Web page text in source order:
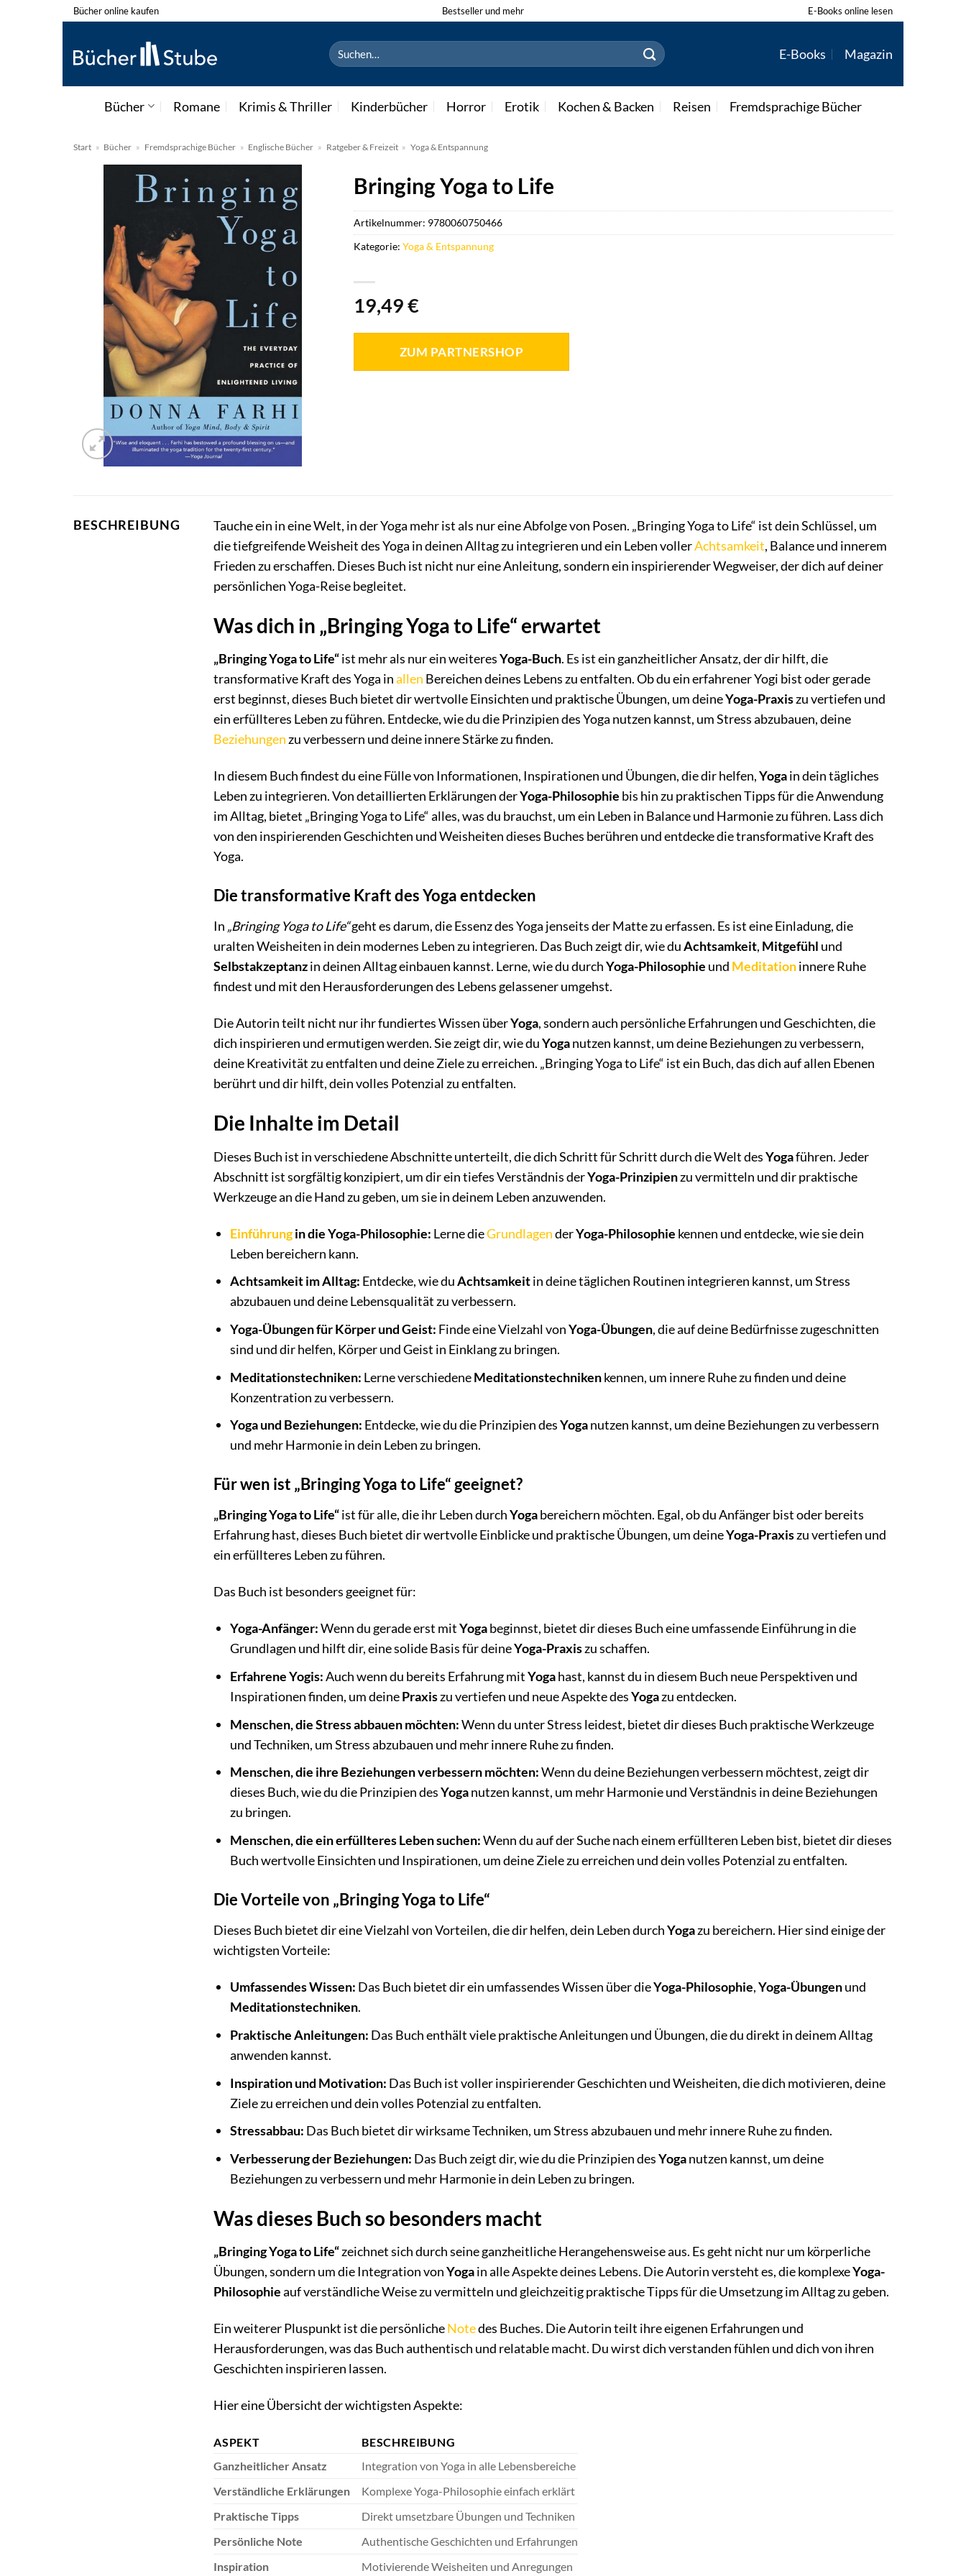
Zum
springen
Bücher online kaufen Bestseller und mehr E-Books online lesen
Suchen
nach:
E-Books Magazin
Bücher Romane Krimis & Thriller Kinderbücher Horror Erotik Kochen & Backen Reisen Fremdsprachige Bücher
Start » Bücher » Fremdsprachige Bücher » Englische Bücher » Ratgeber & Freizeit » Yoga & Entspannung
Bringing Yoga to Life
19,49€
ZUM PARTNERSHOP
Artikelnummer: 9780060750466
Kategorie: Yoga & Entspannung
BESCHREIBUNG
Tauche ein in eine Welt, in der Yoga mehr ist als nur eine Abfolge von Posen. „Bringing Yoga to Life“ ist dein Schlüssel, um
die tiefgreifende Weisheit des Yoga in deinen Alltag zu integrieren und ein Leben vollerAchtsamkeit, Balance und innerem
Frieden zu erschaffen. Dieses Buch ist nicht nur eine Anleitung, sondern ein inspirierender Wegweiser, der dich auf deiner
persönlichen Yoga-Reise begleitet.
Was dich in „Bringing Yoga to Life“ erwartet
„Bringing Yoga to Life“ist mehr als nur ein weiteresYoga-Buch. Es ist ein ganzheitlicher Ansatz, der dir hilft, die
transformative Kraft des Yoga inallen Bereichen deines Lebens zu entfalten. Ob du ein erfahrener Yogi bist oder gerade
erst beginnst, dieses Buch bietet dir wertvolle Einsichten und praktische Übungen, um deineYoga-Praxiszu vertiefen und
ein erfüllteres Leben zu führen. Entdecke, wie du die Prinzipien des Yoga nutzen kannst, um Stress abzubauen, deine
Beziehungenzu verbessern und deine innere Stärke zu finden.
In diesem Buch findest du eine Fülle von Informationen, Inspirationen und Übungen, die dir helfen,Yogain dein tägliches
Leben zu integrieren. Von detaillierten Erklärungen derYoga-Philosophie bis hin zu praktischen Tipps für die Anwendung
im Alltag, bietet „Bringing Yoga to Life“ alles, was du brauchst, um ein Leben in Balance und Harmonie zu führen. Lass dich
von den inspirierenden Geschichten und Weisheiten dieses Buches berühren und entdecke die transformative Kraft des
Yoga.
Die transformative Kraft des Yoga entdecken
In „Bringing Yoga to Life“geht es darum, die Essenz des Yoga jenseits der Matte zu erfassen. Es ist eine Einladung, die
uralten Weisheiten in dein modernes Leben zu integrieren. Das Buch zeigt dir, wie duAchtsamkeit, Mitgefühl und
Selbstakzeptanzin deinen Alltag einbauen kannst. Lerne, wie du durchYoga-Philosophie und Meditationinnere Ruhe
findest und mit den Herausforderungen des Lebens gelassener umgehst.
Die Autorin teilt nicht nur ihr fundiertes Wissen überYoga, sondern auch persönliche Erfahrungen und Geschichten, die
dich inspirieren und ermutigen werden. Sie zeigt dir, wie duYoganutzen kannst, um deine Beziehungen zu verbessern,
deine Kreativität zu entfalten und deine Ziele zu erreichen. „Bringing Yoga to Life“ ist ein Buch, das dich auf allen Ebenen
berührt und dir hilft, dein volles Potenzial zu entfalten.
Die Inhalte im Detail
Dieses Buch ist in verschiedene Abschnitte unterteilt, die dich Schritt für Schritt durch die Welt desYogaführen. Jeder
Abschnitt ist sorgfältig konzipiert, um dir ein tiefes Verständnis derYoga-Prinzipienzu vermitteln und dir praktische
Werkzeuge an die Hand zu geben, um sie in deinem Leben anzuwenden.
Einführungin die Yoga-Philosophie: Lerne dieGrundlagenderYoga-Philosophie kennen und entdecke, wie sie dein
Leben bereichern kann.
Achtsamkeit im Alltag: Entdecke, wie duAchtsamkeitin deine täglichen Routinen integrieren kannst, um Stress
abzubauen und deine Lebensqualität zu verbessern.
Yoga-Übungen für Körper und Geist: Finde eine Vielzahl vonYoga-Übungen, die auf deine Bedürfnisse zugeschnitten
sind und dir helfen, Körper und Geist in Einklang zu bringen.
Meditationstechniken: Lerne verschiedeneMeditationstechnikenkennen, um innere Ruhe zu finden und deine
Konzentration zu verbessern.
Yoga und Beziehungen: Entdecke, wie du die Prinzipien desYoganutzen kannst, um deine Beziehungen zu verbessern
und mehr Harmonie in dein Leben zu bringen.
Für wen ist „Bringing Yoga to Life“ geeignet?
„Bringing Yoga to Life“ist für alle, die ihr Leben durchYogabereichern möchten. Egal, ob du Anfänger bist oder bereits
Erfahrung hast, dieses Buch bietet dir wertvolle Einblicke und praktische Übungen, um deineYoga-Praxiszu vertiefen und
ein erfüllteres Leben zu führen.
Das Buch ist besonders geeignet für:
Yoga-Anfänger:Wenn du gerade erst mitYogabeginnst, bietet dir dieses Buch eine umfassende Einführung in die
Grundlagen und hilft dir, eine solide Basis für deineYoga-Praxiszu schaffen.
Erfahrene Yogis:Auch wenn du bereits Erfahrung mitYogahast, kannst du in diesem Buch neue Perspektiven und
Inspirationen finden, um deinePraxiszu vertiefen und neue Aspekte desYogazu entdecken.
Menschen, die Stress abbauen möchten:Wenn du unter Stress leidest, bietet dir dieses Buch praktische Werkzeuge
und Techniken, um Stress abzubauen und mehr innere Ruhe zu finden.
Menschen, die ihre Beziehungen verbessern möchten:Wenn du deine Beziehungen verbessern möchtest, zeigt dir
dieses Buch, wie du die Prinzipien desYoganutzen kannst, um mehr Harmonie und Verständnis in deine Beziehungen
zu bringen.
Menschen, die ein erfüllteres Leben suchen:Wenn du auf der Suche nach einem erfüllteren Leben bist, bietet dir dieses
Buch wertvolle Einsichten und Inspirationen, um deine Ziele zu erreichen und dein volles Potenzial zu entfalten.
Die Vorteile von „Bringing Yoga to Life“
Dieses Buch bietet dir eine Vielzahl von Vorteilen, die dir helfen, dein Leben durchYogazu bereichern. Hier sind einige der
wichtigsten Vorteile:
Umfassendes Wissen: Das Buch bietet dir ein umfassendes Wissen über dieYoga-Philosophie,Yoga-Übungenund
Meditationstechniken.
Praktische Anleitungen: Das Buch enthält viele praktische Anleitungen und Übungen, die du direkt in deinem Alltag
anwenden kannst.
Inspiration und Motivation: Das Buch ist voller inspirierender Geschichten und Weisheiten, die dich motivieren, deine
Ziele zu erreichen und dein volles Potenzial zu entfalten.
Stressabbau: Das Buch bietet dir wirksame Techniken, um Stress abzubauen und mehr innere Ruhe zu finden.
Verbesserung der Beziehungen: Das Buch zeigt dir, wie du die Prinzipien desYoganutzen kannst, um deine
Beziehungen zu verbessern und mehr Harmonie in dein Leben zu bringen.
Was dieses Buch so besonders macht
„Bringing Yoga to Life“zeichnet sich durch seine ganzheitliche Herangehensweise aus. Es geht nicht nur um körperliche
Übungen, sondern um die Integration vonYogain alle Aspekte deines Lebens. Die Autorin versteht es, die komplexeYoga-
Philosophieauf verständliche Weise zu vermitteln und gleichzeitig praktische Tipps für die Umsetzung im Alltag zu geben.
Ein weiterer Pluspunkt ist die persönlicheNotedes Buches. Die Autorin teilt ihre eigenen Erfahrungen und
Herausforderungen, was das Buch authentisch und relatable macht. Du wirst dich verstanden fühlen und dich von ihren
Geschichten inspirieren lassen.
Hier eine Übersicht der wichtigsten Aspekte:
ASPEKT
BESCHREIBUNG
Ganzheitlicher Ansatz
Integration von Yoga in alle Lebensbereiche
Verständliche Erklärungen
Komplexe Yoga-Philosophie einfach erklärt
Praktische Tipps
Direkt umsetzbare Übungen und Techniken
Persönliche Note
Authentische Geschichten und Erfahrungen
Inspiration
Motivierende Weisheiten und Anregungen